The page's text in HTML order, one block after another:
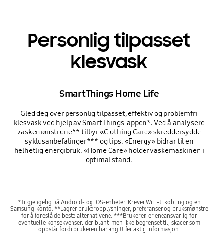
Personlig tilpasset
klesvask
SmartThings Home Life
Gled deg over personlig tilpasset, effektiv og problemfri
klesvask ved hjelp av SmartThings-appen*. Ved å analysere
vaskemønstrene** tilbyr «Clothing Care» skreddersydde
syklusanbefalinger*** og tips. «Energy» bidrar til en
helhetlig energibruk. «Home Care» holder vaskemaskinen i
optimal stand.
*Tilgjengelig på Android- og iOS-enheter. Krever WiFi-tilkobling og en
Samsung-konto. **Lagrer brukeropplysninger, preferanser og bruksmønstre
for å foreslå de beste alternativene. ***Brukeren er eneansvarlig for
eventuelle konsekvenser, deriblant, men ikke begrenset til, skader som
oppstår fordi brukeren har angitt feilaktig informasjon.